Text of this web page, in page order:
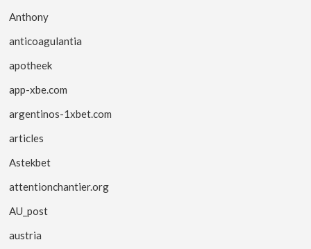
Anthony
anticoagulantia
apotheek
app-xbe.com
argentinos-1xbet.com
articles
Astekbet
attentionchantier.org
AU_post
austria